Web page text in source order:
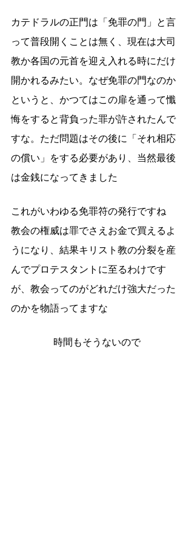
カテドラルの正門は「免罪の門」と言
って普段開くことは無く、現在は大司
教か各国の元首を迎え入れる時にだけ
開かれるみたい。なぜ免罪の門なのか
というと、かつてはこの扉を通って懺
悔をすると背負った罪が許されたんで
すな。ただ問題はその後に「それ相応
の償い」をする必要があり、当然最後
は金銭になってきました
これがいわゆる免罪符の発行ですね
教会の権威は罪でさえお金で買えるよ
うになり、結果キリスト教の分裂を産
んでプロテスタントに至るわけです
が、教会ってのがどれだけ強大だった
のかを物語ってますな
時間もそうないので